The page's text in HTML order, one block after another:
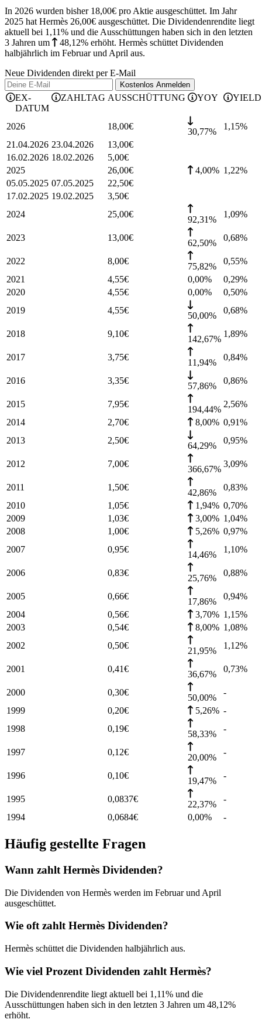
In 2026 wurden bisher 18,00€ pro Aktie ausgeschüttet. Im Jahr
2025 hat Hermès 26,00€ ausgeschüttet. Die Dividendenrendite liegt
aktuell bei 1,11% und die Ausschüttungen haben sich in den letzten
3 Jahren um 48,12% erhöht. Hermès schüttet Dividenden
halbjährlich im Februar und April aus.
Neue Dividenden direkt per E-Mail
Kostenlos Anmelden
EX-
DATUM
ZAHLTAG AUSSCHÜTTUNG YOY YIELD
2026 18,00€
30,77%
1,15%
21.04.2026 23.04.2026 13,00€
16.02.2026 18.02.2026 5,00€
2025
26,00€ 4,00% 1,22%
05.05.2025 07.05.2025 22,50€
17.02.2025 19.02.2025 3,50€
2024
25,00€
92,31%
1,09%
2023 13,00€
62,50%
0,68%
2022 8,00€
75,82%
0,55%
2021
4,55€ 0,00% 0,29%
2020
4,55€ 0,00% 0,50%
2019
4,55€
50,00%
0,68%
2018 9,10€
142,67%
1,89%
2017 3,75€
11,94%
0,84%
2016 3,35€
57,86%
0,86%
2015 7,95€
194,44%
2,56%
2014
2,70€ 8,00% 0,91%
2013
2,50€
64,29%
0,95%
2012 7,00€
366,67%
3,09%
2011 1,50€
42,86%
0,83%
2010
1,05€ 1,94% 0,70%
2009
1,03€ 3,00% 1,04%
2008
1,00€ 5,26% 0,97%
2007
0,95€
14,46%
1,10%
2006 0,83€
25,76%
0,88%
2005 0,66€
17,86%
0,94%
2004
0,56€ 3,70% 1,15%
2003
0,54€ 8,00% 1,08%
2002
0,50€
21,95%
1,12%
2001 0,41€
36,67%
0,73%
2000 0,30€
50,00%
-
1999
0,20€ 5,26% -
1998
0,19€
58,33%
-
1997 0,12€
20,00%
-
1996 0,10€
19,47%
-
1995 0,0837€
22,37%
-
1994
0,0684€ 0,00% -
Häufig gestellte Fragen
Wann zahlt Hermès Dividenden?
Die Dividenden von Hermès werden im Februar und April
ausgeschüttet.
Wie oft zahlt Hermès Dividenden?
Hermès schüttet die Dividenden halbjährlich aus.
Wie viel Prozent Dividenden zahlt Hermès?
Die Dividendenrendite liegt aktuell bei 1,11% und die
Ausschüttungen haben sich in den letzten 3 Jahren um 48,12%
erhöht.